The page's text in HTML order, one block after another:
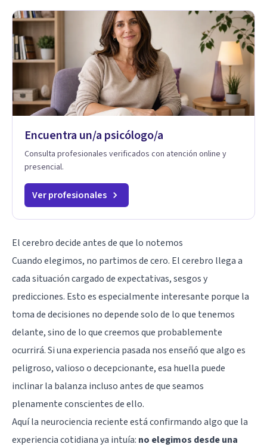
Encuentra un/a psicólogo/a
Consulta profesionales verificados con atención online y
presencial.
Ver profesionales
El cerebro decide antes de que lo notemos
Cuando elegimos, no partimos de cero. El cerebro llega a
cada situación cargado de expectativas, sesgos y
predicciones. Esto es especialmente interesante porque la
toma de decisiones no depende solo de lo que tenemos
delante, sino de lo que creemos que probablemente
ocurrirá. Si una experiencia pasada nos enseñó que algo es
peligroso, valioso o decepcionante, esa huella puede
inclinar la balanza incluso antes de que seamos
plenamente conscientes de ello.
Aquí la neurociencia reciente está confirmando algo que la
experiencia cotidiana ya intuía: no elegimos desde una